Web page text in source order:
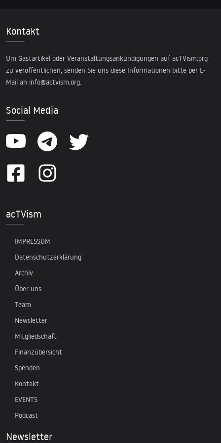
Kontakt
Um Gastartikel oder Veranstaltungsankündigungen auf acTVism.org
zu veröffentlichen, senden Sie uns diese Informationen bitte per E-
Mail an info@actvism.org.
Social Media
acTVism
IMPRESSUM
Datenschutzerklärung
Archiv
Über uns
Team
Newsletter
Mitgliedschaft
Finanzübersicht
Spenden
Kontakt
EVENTS
Podcast
Newsletter